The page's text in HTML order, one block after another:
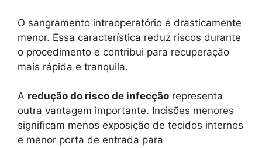
O sangramento intraoperatório é drasticamente
menor. Essa característica reduz riscos durante
o procedimento e contribui para recuperação
mais rápida e tranquila.
A redução do risco de infecção representa
outra vantagem importante. Incisões menores
significam menos exposição de tecidos internos
e menor porta de entrada para